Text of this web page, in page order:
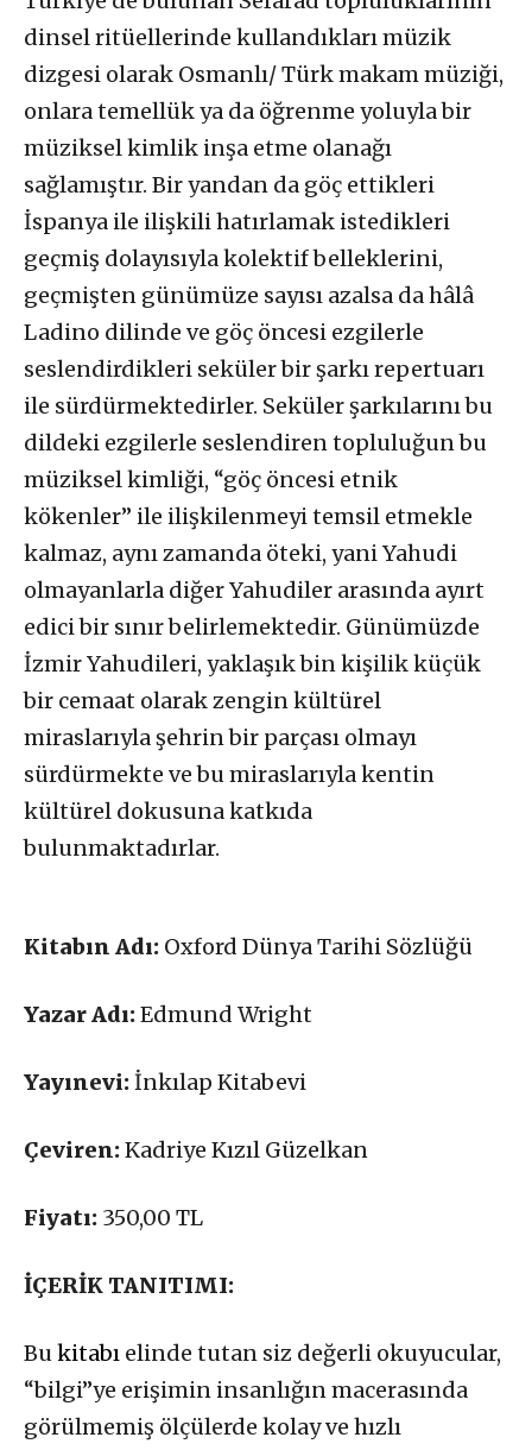
dinsel ritüellerinde kullandıkları müzik
dizgesi olarak Osmanlı/ Türk makam müziği,
onlara temellük ya da öğrenme yoluyla bir
müziksel kimlik inşa etme olanağı
sağlamıştır. Bir yandan da göç ettikleri
İspanya ile ilişkili hatırlamak istedikleri
geçmiş dolayısıyla kolektif belleklerini,
geçmişten günümüze sayısı azalsa da hâlâ
Ladino dilinde ve göç öncesi ezgilerle
seslendirdikleri seküler bir şarkı repertuarı
ile sürdürmektedirler. Seküler şarkılarını bu
dildeki ezgilerle seslendiren topluluğun bu
müziksel kimliği, “göç öncesi etnik
kökenler” ile ilişkilenmeyi temsil etmekle
kalmaz, aynı zamanda öteki, yani Yahudi
olmayanlarla diğer Yahudiler arasında ayırt
edici bir sınır belirlemektedir. Günümüzde
İzmir Yahudileri, yaklaşık bin kişilik küçük
bir cemaat olarak zengin kültürel
miraslarıyla şehrin bir parçası olmayı
sürdürmekte ve bu miraslarıyla kentin
kültürel dokusuna katkıda
bulunmaktadırlar.
Kitabın Adı: Oxford Dünya Tarihi Sözlüğü
Yazar Adı:Edmund Wright
Yayınevi:İnkılap Kitabevi
Çeviren:Kadriye Kızıl Güzelkan
Fiyatı: 350,00 TL
İÇERİK TANITIMI:
Bukitabı elinde tutan siz değerli okuyucular,
“bilgi”ye erişimin insanlığın macerasında
görülmemiş ölçülerde kolay ve hızlı